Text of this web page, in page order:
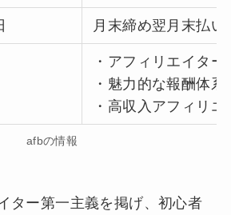
月末締め翌月末払
・アフィリエイタ
・魅力的な報酬体
・高収入アフィリ
afbの情報
ター第一主義を掲げ、初心者